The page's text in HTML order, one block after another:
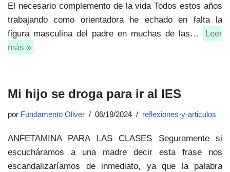
El necesario complemento de la vida Todos estos años
trabajando como orientadora he echado en falta la
figura masculina del padre en muchas de las…
Leer
más »
Mi hijo se droga para ir al IES
por Fundamento Oliver 06/18/2024 reflexiones-y-articulos
ANFETAMINA PARA LAS CLASES Seguramente si
escucháramos a una madre decir esta frase nos
escandalizaríamos de inmediato, ya que la palabra